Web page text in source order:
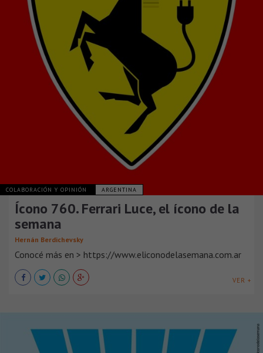
COLABORACIÓN Y OPINIÓN ARGENTINA
Ícono 760. Ferrari Luce, el ícono de la
semana
Hernán Berdichevsky
Conocé más en > https://www.eliconodelasemana.com.ar
VER +